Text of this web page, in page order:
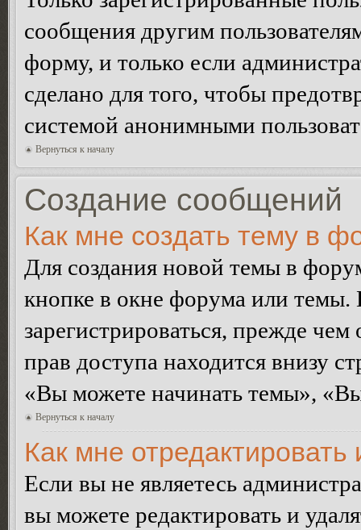
сообщения другим
форму, и только если
сделано для того, чтобы
системой анонимными
Вернуться к началу
Создание сообщений
Как мне создать тему в
Для создания новой темы в
кнопке в окне форума или
зарегистрироваться, прежде
прав доступа находится внизу
«Вы можете начинать темы»,
Вернуться к началу
Как мне
Если вы не являетесь
вы можете редактировать и